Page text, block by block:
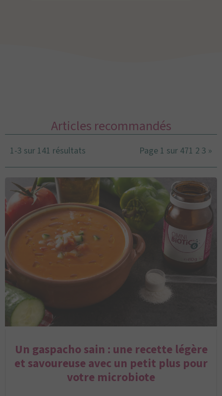
Articles recommandés
1-3 sur 141 résultats Page 1 sur 471 2 3 »
Un gaspacho sain : une recette légère
et savoureuse avec un petit plus pour
votre microbiote